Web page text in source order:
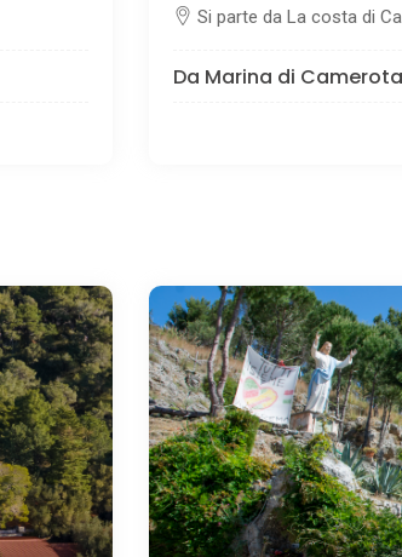
Si parte da La costa di
Da Marina di